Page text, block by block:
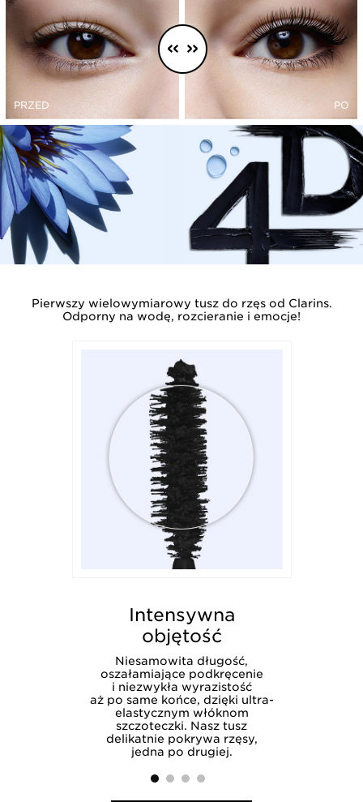
PO
PRZED
Pierwszy wielowymiarowy tusz do rzęs od Clarins.
Odporny na wodę, rozcieranie i emocje!
Intensywna
objętość
Niesamowita długość,
oszałamiające podkręcenie
i niezwykła wyrazistość
aż po same końce, dzięki ultra-
elastycznym włóknom
szczoteczki. Nasz tusz
delikatnie pokrywa rzęsy,
jedna po drugiej.